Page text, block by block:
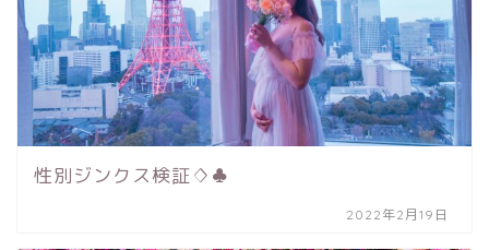
性別ジンクス検証♢♣︎
2022年2月19日